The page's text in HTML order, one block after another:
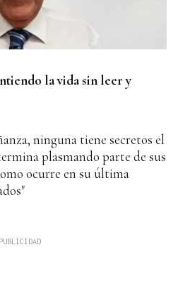
la vida sin leer y
ninguna tiene secretos el
plasmando parte de sus
ocurre en su última